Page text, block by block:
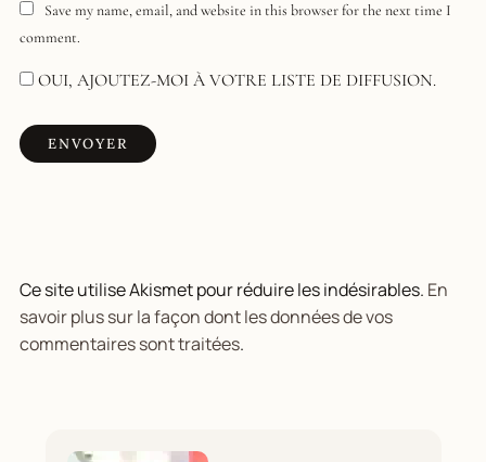
Save my name, email, and website in this browser for the next time I
comment.
OUI, AJOUTEZ-MOI À VOTRE LISTE DE DIFFUSION.
Ce site utilise Akismet pour réduire les indésirables. En
savoir plus sur la façon dont les données de vos
commentaires sont traitées.